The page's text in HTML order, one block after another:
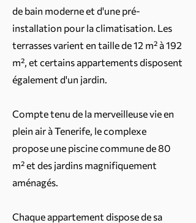
de bain moderne et d'une pré-
installation pour la climatisation. Les
terrasses varient en taille de 12 m² à 192
m², et certains appartements disposent
également d'un jardin.
Compte tenu de la merveilleuse vie en
plein air à Tenerife, le complexe
propose une piscine commune de 80
m² et des jardins magnifiquement
aménagés.
Chaque appartement dispose de sa